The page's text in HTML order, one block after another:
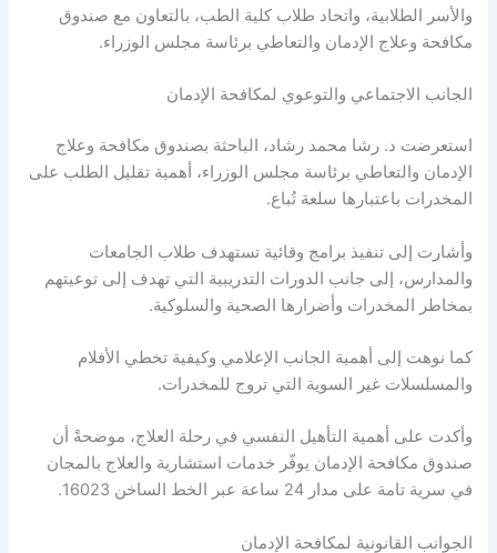
والأسر الطلابية، واتحاد طلاب كلية الطب، بالتعاون مع صندوق
مكافحة وعلاج الإدمان والتعاطي برئاسة مجلس الوزراء.
الجانب الاجتماعي والتوعوي لمكافحة الإدمان
استعرضت د. رشا محمد رشاد، الباحثة بصندوق مكافحة وعلاج
الإدمان والتعاطي برئاسة مجلس الوزراء، أهمية تقليل الطلب على
المخدرات باعتبارها سلعة تُباع.
وأشارت إلى تنفيذ برامج وقائية تستهدف طلاب الجامعات
والمدارس، إلى جانب الدورات التدريبية التي تهدف إلى توعيتهم
بمخاطر المخدرات وأضرارها الصحية والسلوكية.
كما نوهت إلى أهمية الجانب الإعلامي وكيفية تخطي الأفلام
والمسلسلات غير السوية التي تروج للمخدرات.
وأكدت على أهمية التأهيل النفسي في رحلة العلاج، موضحةً أن
صندوق مكافحة الإدمان يوفّر خدمات استشارية والعلاج بالمجان
في سرية تامة على مدار 24 ساعة عبر الخط الساخن 16023.
الجوانب القانونية لمكافحة الإدمان